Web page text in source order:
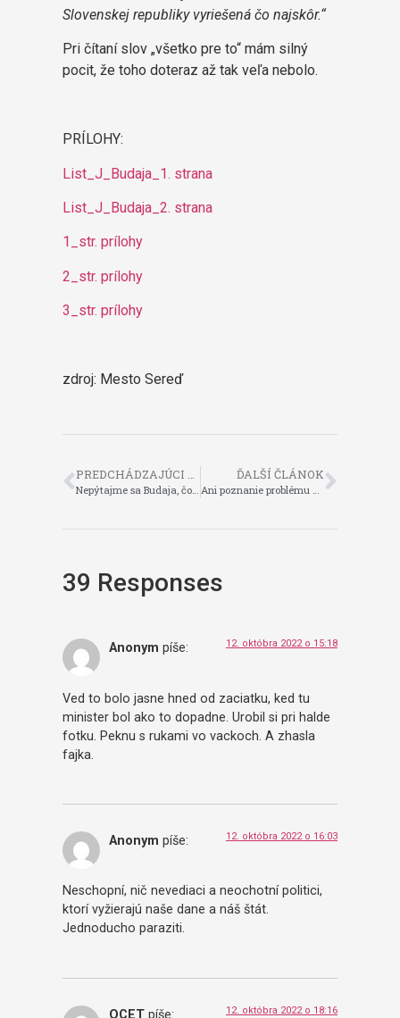
Slovenskej republiky vyriešená čo najskôr.“
Pri čítaní slov „všetko pre to“ mám silný
pocit, že toho doteraz až tak veľa nebolo.
PRÍLOHY:
List_J_Budaja_1. strana
List_J_Budaja_2. strana
1_str. prílohy
2_str. prílohy
3_str. prílohy
zdroj: Mesto Sereď
PREDCHÁDZAJÚCI ČLÁNOK
Nepýtajme sa Budaja, čo urobil za dva roky, ale Tomčányiho, čo NEurobil za viac ako tri desaťročia
ĎALŠÍ ČLÁNOK
Ani poznanie problému nemusí znamenať záujem na jeho riešení
39 Responses
Anonym píše: 12. októbra 2022 o 15:18
Ved to bolo jasne hned od zaciatku, ked tu
minister bol ako to dopadne. Urobil si pri halde
fotku. Peknu s rukami vo vackoch. A zhasla
fajka.
Anonym píše: 12. októbra 2022 o 16:03
Neschopní, nič nevediaci a neochotní politici,
ktorí vyžierajú naše dane a náš štát.
Jednoducho paraziti.
OCET píše: 12. októbra 2022 o 18:16